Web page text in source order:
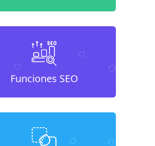
Funciones SEO